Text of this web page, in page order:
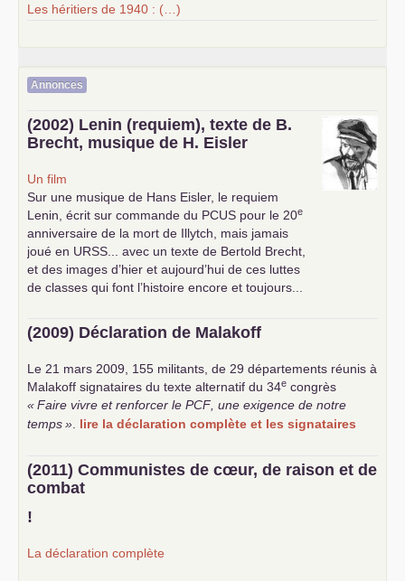
Les héritiers de 1940 : (…)
Annonces
(2002) Lenin (requiem), texte de B.
Brecht, musique de H. Eisler
Un film
Sur une musique de Hans Eisler, le requiem
Lenin, écrit sur commande du PCUS pour le 20e
anniversaire de la mort de Illytch, mais jamais
joué en URSS ... avec un texte de Bertold Brecht,
et des images d’hier et aujourd’hui de ces luttes
de classes qui font l’histoire encore et toujours...
(2009) Déclaration de Malakoff
Le 21 mars 2009, 155 militants, de 29 départements réunis à
Malakoff signataires du texte alternatif du 34e congrès
«Faire vivre et renforcer le PCF , une exigence de notre
temps» lire la déclaration complète et les signataires
(2011) Communistes de cœur, de raison et de
combat
!
La déclaration complète